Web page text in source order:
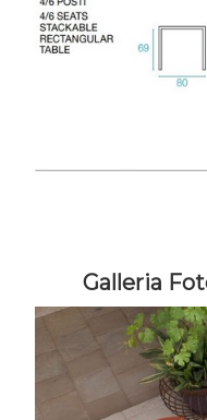
Galleria